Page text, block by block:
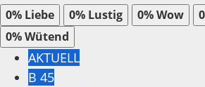
0% Liebe 0% Lustig 0%Wow
0%Wütend
AKTUELL
B 45